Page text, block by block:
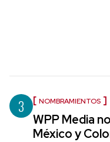
3 NOMBRAMIENTOS
WPP Media
México y